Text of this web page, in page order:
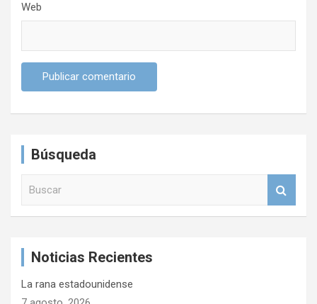
Web
Búsqueda
Noticias Recientes
La rana estadounidense